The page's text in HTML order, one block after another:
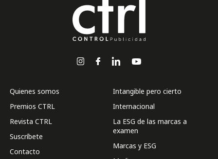
Quienes somos
Premios CTRL
Revista CTRL
Suscríbete
Contacto
Intangible pero cierto
Internacional
La ESG de las marcas a
examen
Marcas y ESG